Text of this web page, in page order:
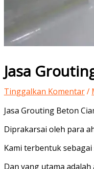
Jasa
Tinggalkan Komentar/
Jasa Grouting Beton
Diprakarsai oleh para
Kami terbentuk
Dan yang utama